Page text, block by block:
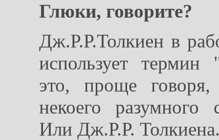
Глюки, говорите?
Дж.Р.Р.Толкиен в
использует
это, проще
некоего разумного
Или Дж.Р.Р.